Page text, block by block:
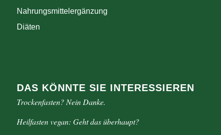
Nahrungsmittelergänzung
Diäten
DAS KÖNNTE SIE INTERESSIEREN
Trockenfasten? Nein Danke.
Heilfasten vegan: Geht das überhaupt?